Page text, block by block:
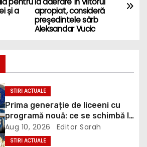
apropiat, consideră
preşedintele sârb
Aleksandar Vucic
și a
STIRI ACTUALE
Prima generație de liceeni cu
programă nouă: ce se schimbă la
Română, Matematică și
Informatică
Aug 10, 2026 Editor Sarah
STIRI ACTUALE